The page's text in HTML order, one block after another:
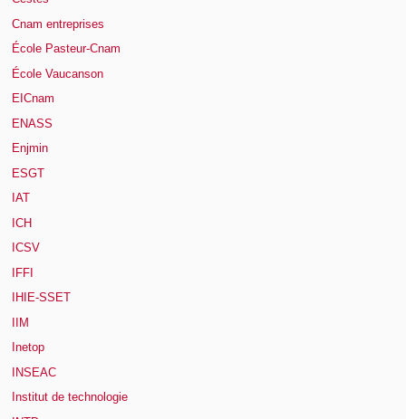
Cnam entreprises
École Pasteur-Cnam
École Vaucanson
EICnam
ENASS
Enjmin
ESGT
IAT
ICH
ICSV
IFFI
IHIE-SSET
IIM
Inetop
INSEAC
Institut de technologie